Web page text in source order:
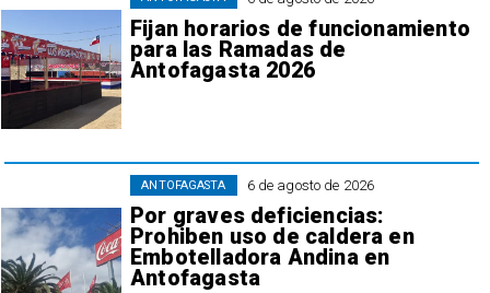
Fijan horarios de funcionamiento
para las Ramadas de
Antofagasta 2026
6 de agosto de 2026
Por graves deficiencias:
Prohiben uso de caldera en
Embotelladora Andina en
Antofagasta
ANTOFAGASTA